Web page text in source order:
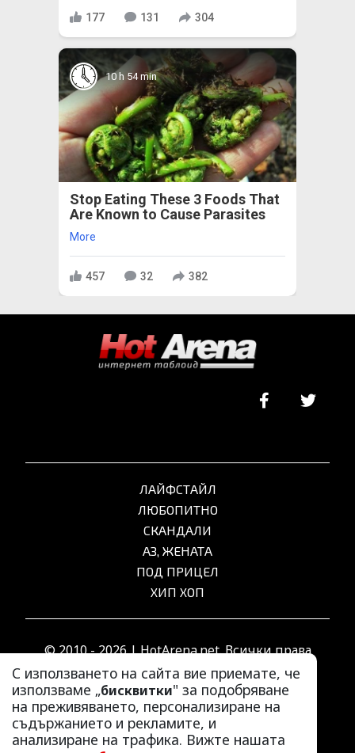
177 131 304
10 h 54 min
Stop Eating These 3 Foods That
Are Known to Cause Parasites
More
457 32 382
С използването на сайта вие приемате, че
използваме „бисквитки" за подобряване
на преживяването, персонализиране на
съдържанието и рекламите, и
анализиране на трафика. Вижте нашата
ЛАЙФСТАЙЛ
ЛЮБОПИТНО
СКАНДАЛИ
АЗ, ЖЕНАТА
ПОД ПРИЦЕЛ
ХИП ХОП
© 2010 - 2026 | HotArena.net. Всички права
запазени.
РЕКЛАМА
КОНТАКТИ